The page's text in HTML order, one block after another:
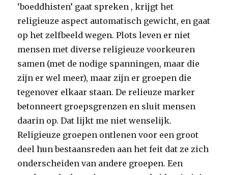
‘boeddhisten’ gaat spreken , krijgt het
religieuze aspect automatisch gewicht, en gaat
op het zelfbeeld wegen. Plots leven er niet
mensen met diverse religieuze voorkeuren
samen (met de nodige spanningen, maar die
zijn er wel meer), maar zijn er groepen die
tegenover elkaar staan. De relieuze marker
betonneert groepsgrenzen en sluit mensen
daarin op. Dat lijkt me niet wenselijk.
Religieuze groepen ontlenen voor een groot
deel hun bestaansreden aan het feit dat ze zich
onderscheiden van andere groepen. Een